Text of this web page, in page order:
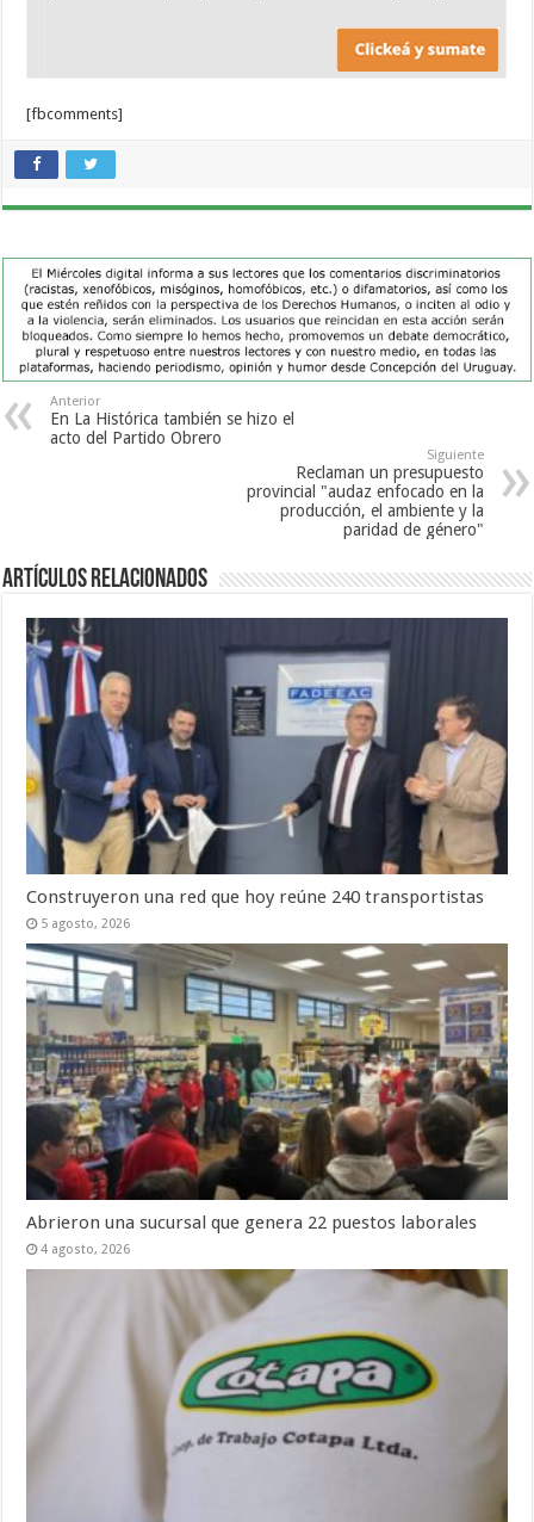
[fbcomments]
Anterior
En La Histórica también se hizo el
acto del Partido Obrero
Siguiente
Reclaman un presupuesto
provincial "audaz enfocado en la
producción, el ambiente y la
paridad de género"
Artículos Relacionados
Construyeron una red que hoy reúne 240 transportistas
5 agosto, 2026
Abrieron una sucursal que genera 22 puestos laborales
4 agosto, 2026